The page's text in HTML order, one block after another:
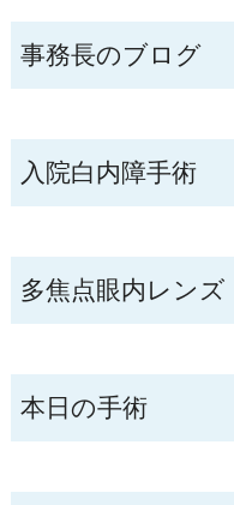
事務長のブログ
入院白内障手術
多焦点眼内レンズ
本日の手術